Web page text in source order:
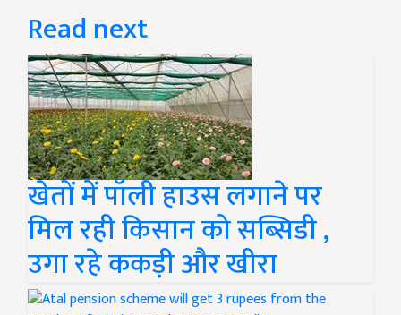
Read next
खेतों में पॉली हाउस लगाने पर
मिल रही किसान को सब्सिडी ,
उगा रहे ककड़ी और खीरा